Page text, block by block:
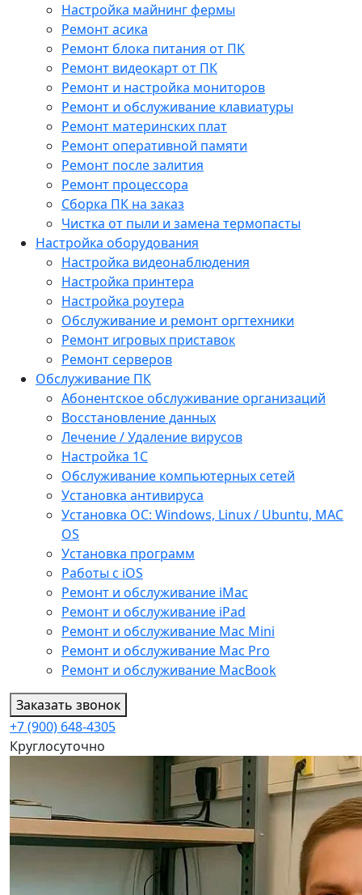
Настройка майнинг фермы
Ремонт асика
Ремонт блока питания от ПК
Ремонт видеокарт от ПК
Ремонт и настройка мониторов
Ремонт и обслуживание клавиатуры
Ремонт материнских плат
Ремонт оперативной памяти
Ремонт после залития
Ремонт процессора
Сборка ПК на заказ
Чистка от пыли и замена термопасты
Настройка оборудования
Настройка видеонаблюдения
Настройка принтера
Настройка роутера
Обслуживание и ремонт оргтехники
Ремонт игровых приставок
Ремонт серверов
Обслуживание ПК
Абонентское обслуживание организаций
Восстановление данных
Лечение / Удаление вирусов
Настройка 1С
Обслуживание компьютерных сетей
Установка антивируса
Установка ОС: Windows, Linux / Ubuntu, МАС
OS
Установка программ
Работы с iOS
Ремонт и обслуживание iMac
Ремонт и обслуживание iPad
Ремонт и обслуживание Mac Mini
Ремонт и обслуживание Mac Pro
Ремонт и обслуживание MacBook
Заказать звонок
+7 (900) 648-4305
Круглосуточно